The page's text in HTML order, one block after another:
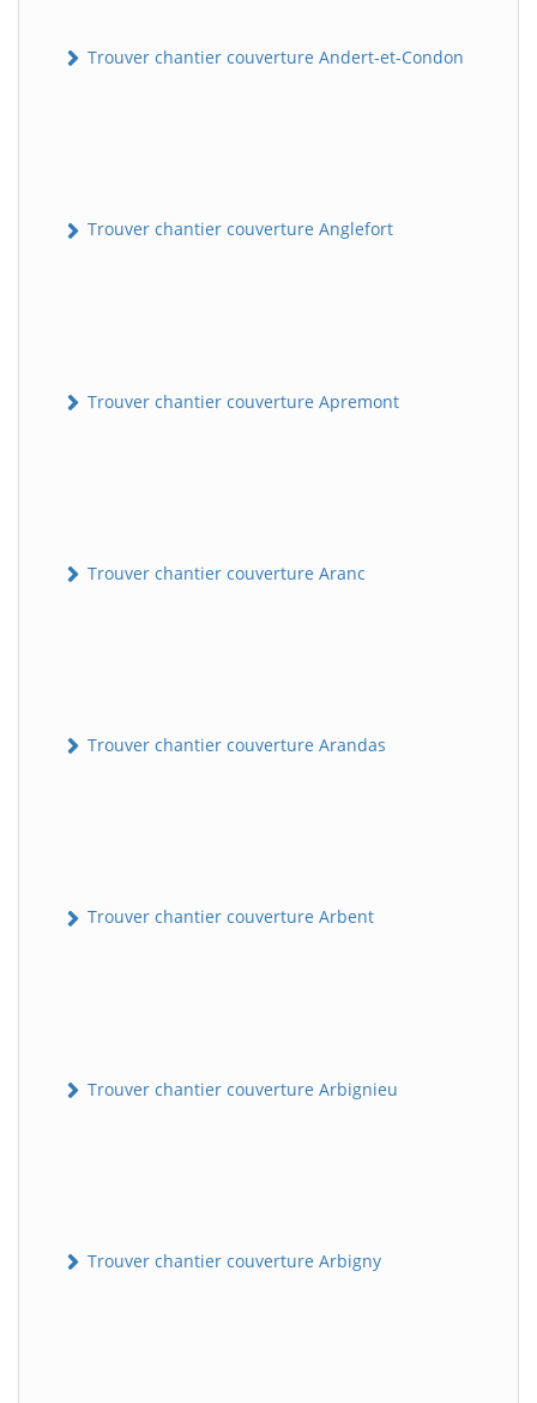
Trouver chantier couverture Andert-et-Condon
Trouver chantier couverture Anglefort
Trouver chantier couverture Apremont
Trouver chantier couverture Aranc
Trouver chantier couverture Arandas
Trouver chantier couverture Arbent
Trouver chantier couverture Arbignieu
Trouver chantier couverture Arbigny